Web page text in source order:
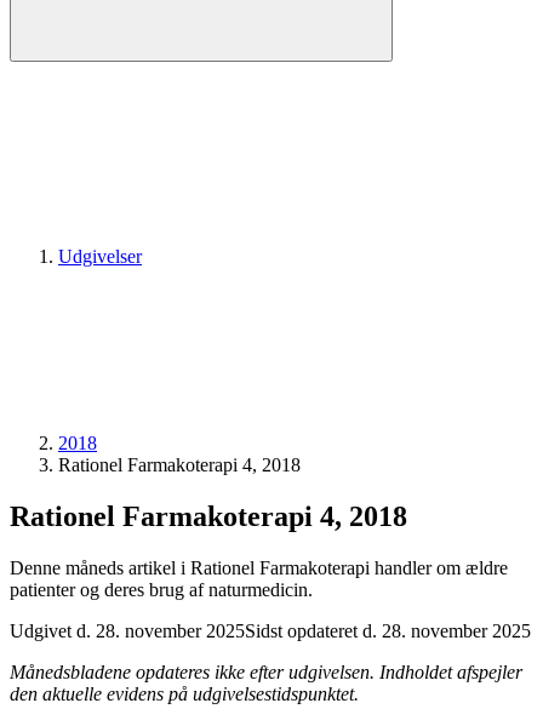
Udgivelser
2018
Rationel Farmakoterapi 4, 2018
Rationel Farmakoterapi 4, 2018
Denne måneds artikel i Rationel Farmakoterapi handler om ældre
patienter og deres brug af naturmedicin.
Udgivet d. 28. november 2025Sidst opdateret d. 28. november 2025
Månedsbladene opdateres ikke efter udgivelsen. Indholdet afspejler
den aktuelle evidens på udgivelsestidspunktet.